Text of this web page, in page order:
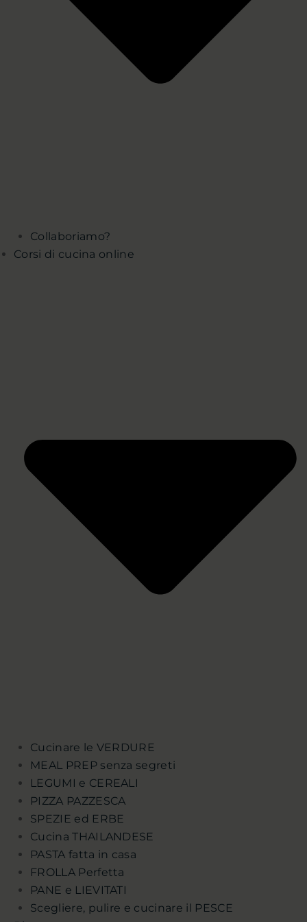
Collaboriamo?
Corsi di cucina online
Cucinare le VERDURE
MEAL PREP senza segreti
LEGUMI e CEREALI
PIZZA PAZZESCA
SPEZIE ed ERBE
Cucina THAILANDESE
PASTA fatta in casa
FROLLA Perfetta
PANE e LIEVITATI
Scegliere, pulire e cucinare il PESCE